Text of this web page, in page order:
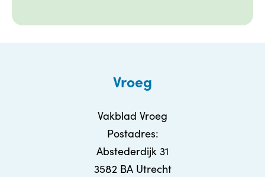
Vroeg
Vakblad Vroeg
Postadres:
Abstederdijk 31
3582 BA Utrecht